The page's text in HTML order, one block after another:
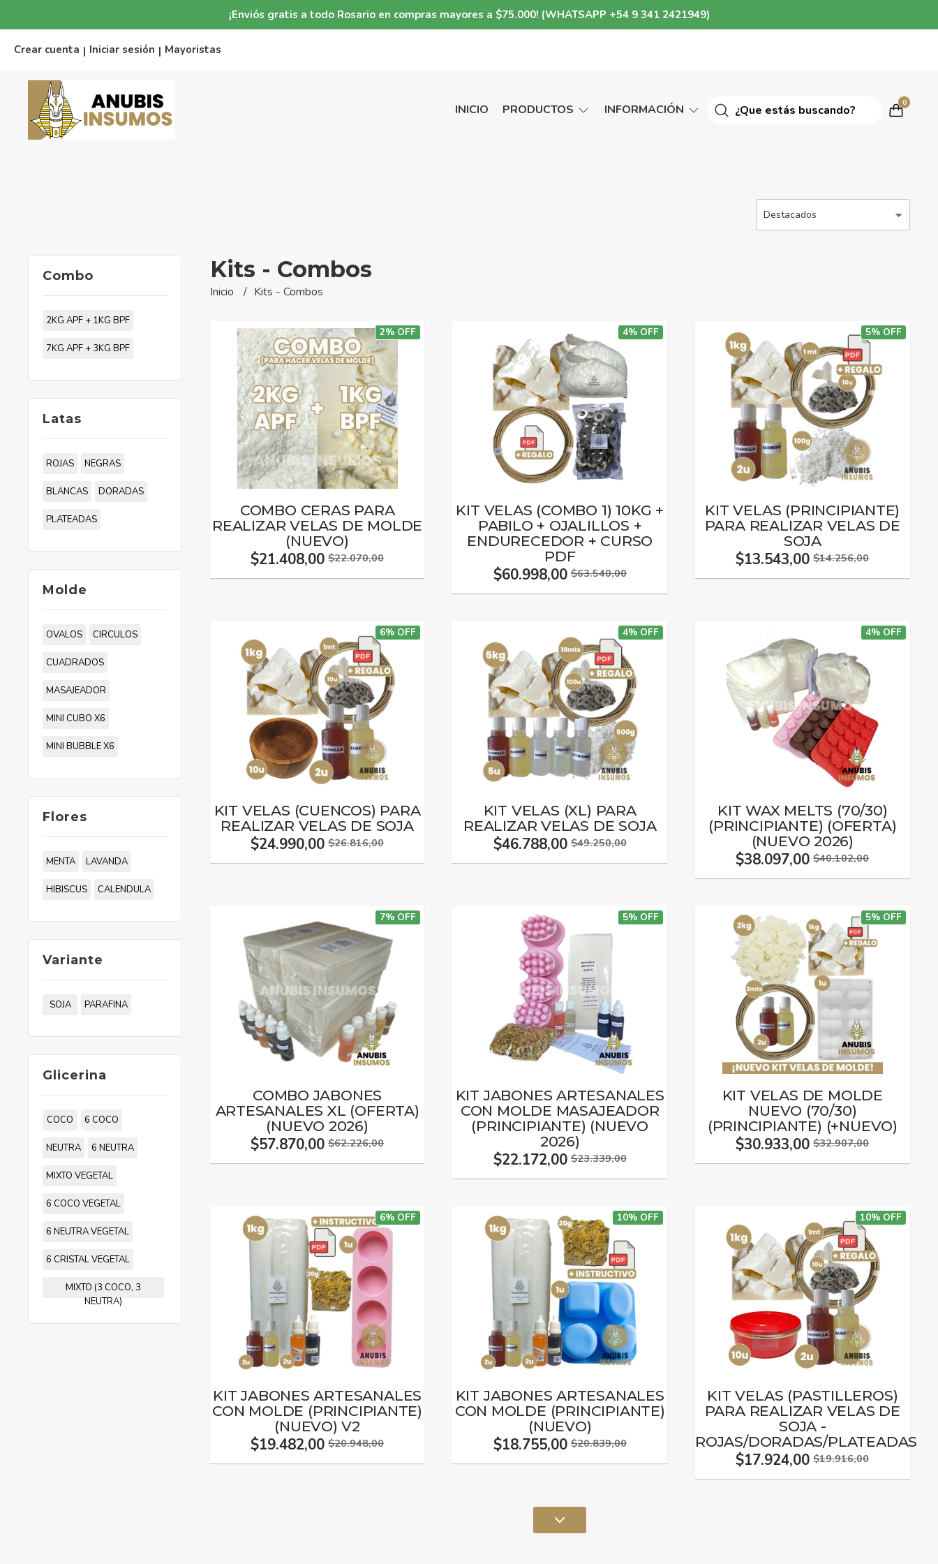
¡Enviós gratis a todo Rosario en compras mayores a $75.000! (WHATSAPP +54 9 341 2421949)
Crear cuenta | Iniciar sesión | Mayoristas
INICIO PRODUCTOS INFORMACIÓN 0
Combo
2KG APF + 1KG BPF
7KG APF + 3KG BPF
Latas
ROJAS NEGRAS
BLANCAS DORADAS
PLATEADAS
Molde
OVALOS CIRCULOS
CUADRADOS
MASAJEADOR
MINI CUBO X6
MINI BUBBLE X6
Flores
MENTA LAVANDA
HIBISCUS CALENDULA
Variante
SOJA PARAFINA
Glicerina
COCO 6 COCO
NEUTRA 6 NEUTRA
MIXTO VEGETAL
6 COCO VEGETAL
6 NEUTRA VEGETAL
6 CRISTAL VEGETAL
MIXTO (3 COCO, 3
NEUTRA)
Kits - Combos
Inicio Kits - Combos
2% OFF
COMBO CERAS PARA
REALIZAR VELAS DE MOLDE
(NUEVO)
$21.408,00 $22.070,00
4% OFF
KIT VELAS (COMBO 1) 10KG +
PABILO + OJALILLOS +
ENDURECEDOR + CURSO
PDF
$60.998,00 $63.540,00
5% OFF
KIT VELAS (PRINCIPIANTE)
PARA REALIZAR VELAS DE
SOJA
$13.543,00 $14.256,00
6% OFF
KIT VELAS (CUENCOS) PARA
REALIZAR VELAS DE SOJA
$24.990,00 $26.816,00
4% OFF
KIT VELAS (XL) PARA
REALIZAR VELAS DE SOJA
$46.788,00 $49.250,00
4% OFF
KIT WAX MELTS (70/30)
(PRINCIPIANTE) (OFERTA)
(NUEVO 2026)
$38.097,00 $40.102,00
7% OFF
COMBO JABONES
ARTESANALES XL (OFERTA)
(NUEVO 2026)
$57.870,00 $62.226,00
5% OFF
KIT JABONES ARTESANALES
CON MOLDE MASAJEADOR
(PRINCIPIANTE) (NUEVO
2026)
$22.172,00 $23.339,00
5% OFF
KIT VELAS DE MOLDE
NUEVO (70/30)
(PRINCIPIANTE) (+NUEVO)
$30.933,00 $32.907,00
6% OFF
KIT JABONES ARTESANALES
CON MOLDE (PRINCIPIANTE)
(NUEVO) V2
$19.482,00 $20.948,00
10% OFF
KIT JABONES ARTESANALES
CON MOLDE (PRINCIPIANTE)
(NUEVO)
$18.755,00 $20.839,00
10% OFF
KIT VELAS (PASTILLEROS)
PARA REALIZAR VELAS DE
SOJA -
ROJAS/DORADAS/PLATEADAS
$17.924,00 $19.916,00